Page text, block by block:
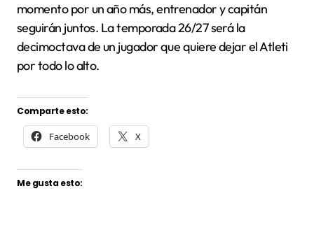
momento por un año más, entrenador y capitán
seguirán juntos. La temporada 26/27 será la
decimoctava de un jugador que quiere dejar el Atleti
por todo lo alto.
Comparte esto:
Facebook X
Me gusta esto: